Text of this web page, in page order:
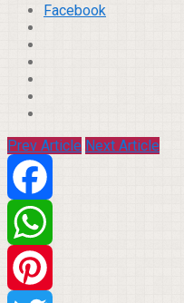
Facebook
Prev Article Next Article
Facebook
WhatsApp